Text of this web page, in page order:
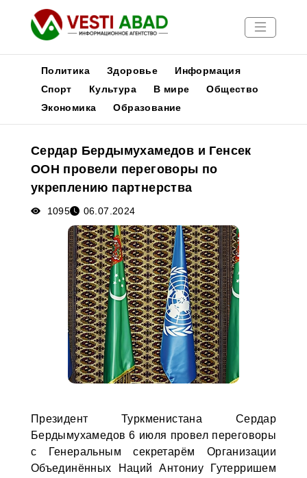
Новости
Медиа
Афиша
Политика Здоровье
Информация
Спорт
Культура В мире
Общество
Экономика
Образование
Сердар Бердымухамедов и Генсек
ООН провели переговоры по
укреплению партнерства
1095 06.07.2024
Президент Туркменистана Сердар
Бердымухамедов 6 июля провел переговоры
с Генеральным секретарём Организации
Объединённых Наций Антониу Гутерришем